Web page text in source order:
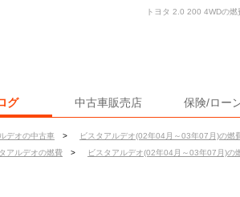
グ 中古車販売店 保険/ロー
デオの中古車 > ビスタアルデオ(02年04月～03年07月)の燃
アルデオの燃費 > ビスタアルデオ(02年04月～03年07月)の
トヨタ 2.0 200 4WDの